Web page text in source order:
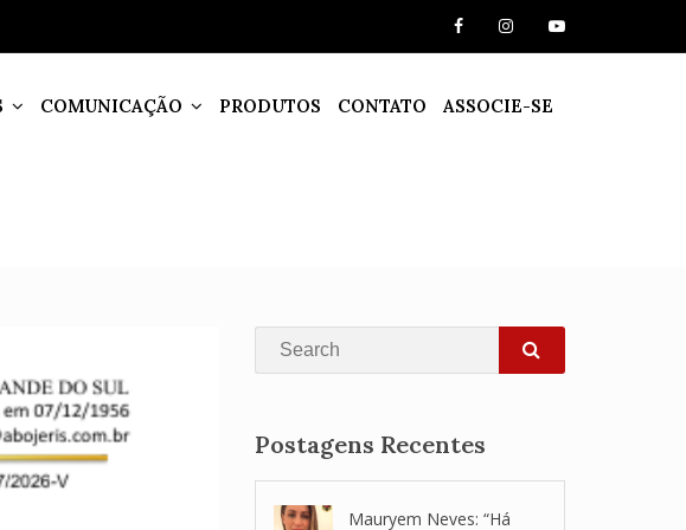
COMUNICAÇÃO PRODUTOS CONTATO ASSOCIE-SE
Search
SEARCH
Postagens Recentes
Mauryem Neves: “Há